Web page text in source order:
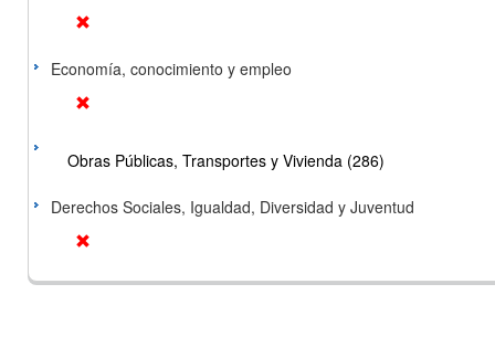
Economía, conocimiento y empleo
Obras Públicas, Transportes y Vivienda (286)
Derechos Sociales, Igualdad, Diversidad y Juventud